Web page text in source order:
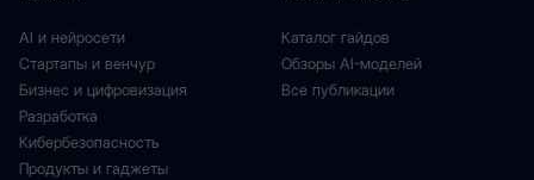
AI и нейросети
Стартапы и венчур
Бизнес и цифровизация
Разработка
Кибербезопасность
Продукты и гаджеты
Каталог гайдов
Обзоры AI-моделей
Все публикации